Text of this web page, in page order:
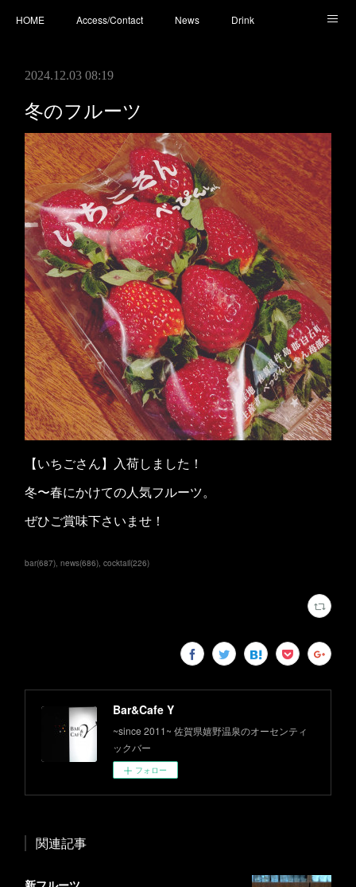
HOME Access/Contact News Drink
2024.12.03 08:19
冬のフルーツ
【いちごさん】入荷しました！
冬〜春にかけての人気フルーツ。
ぜひご賞味下さいませ！
bar(687) news(686) cocktail(226)
Bar&Cafe Y
~since 2011~ 佐賀県嬉野温泉のオーセンティ
ックバー
フォロー
関連記事